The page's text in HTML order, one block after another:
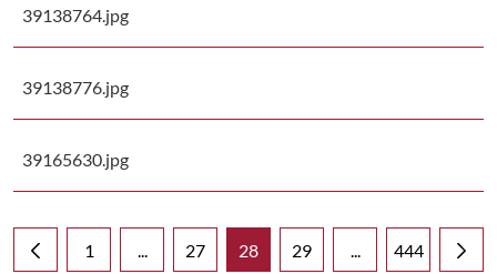
39138764.jpg
39138776.jpg
39165630.jpg
Página
1
Páginas intermedias Use TAB para desplazarse.
Página
27
Página
28
Página
29
PáginasPágina
444